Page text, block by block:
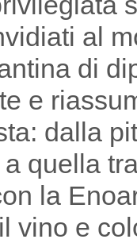
al
di
e
dalla
quella
la
vino e